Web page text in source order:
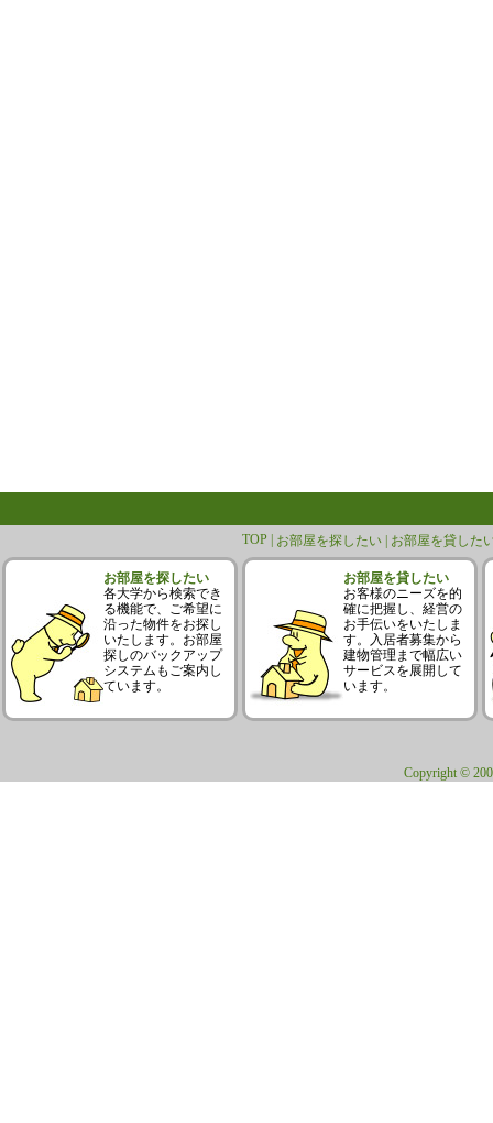
TOP | お部屋を探したい | お部屋を貸した
お部屋を探したい
各大学から検索でき
る機能で、ご希望に
沿った物件をお探し
いたします。お部屋
探しのバックアップ
システムもご案内し
ています。
お部屋を貸したい
お客様のニーズを的
確に把握し、経営の
お手伝いをいたしま
す。入居者募集から
建物管理まで幅広い
サービスを展開して
います。
Copyright ©